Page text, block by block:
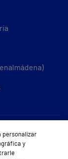
personalizar
y